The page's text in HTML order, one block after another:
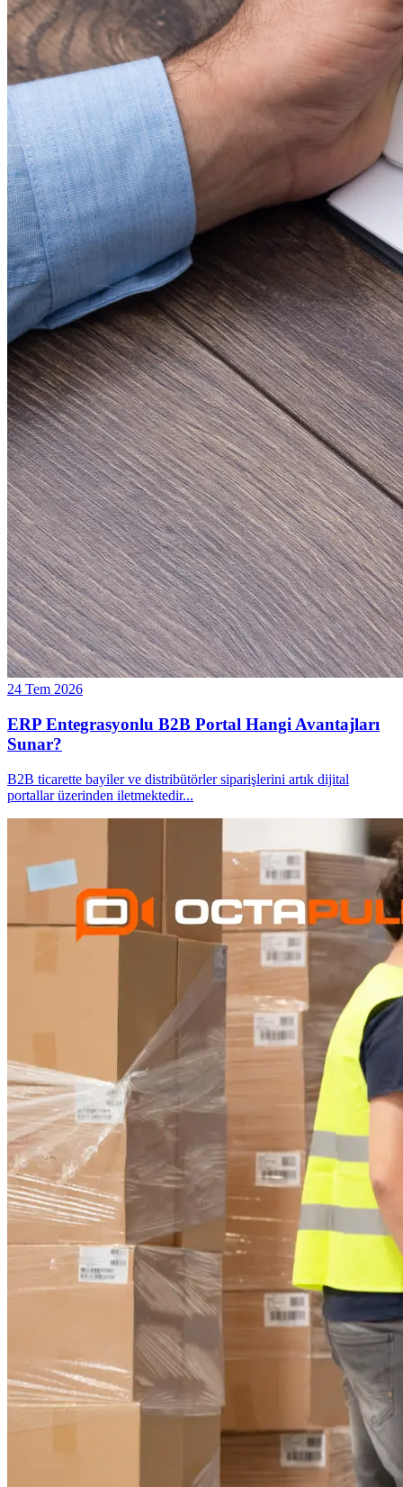
24 Tem 2026
ERP Entegrasyonlu B2B Portal Hangi Avantajları
Sunar?
B2B ticarette bayiler ve distribütörler siparişlerini artık dijital
portallar üzerinden iletmektedir...